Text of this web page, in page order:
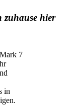
zuhause hier
7
in